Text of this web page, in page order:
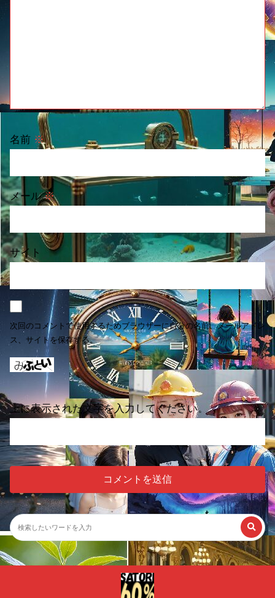
名前 ※
メール※
サイト
次回のコメントで使用するためブラウザーに自分の名前、メールアドレ
ス、サイトを保存する。
上に表示された文字を入力してください。